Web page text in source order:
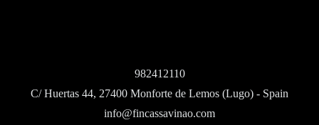
982412110
C/ Huertas 44, 27400 Monforte de Lemos (Lugo) - Spain
info@fincassavinao.com